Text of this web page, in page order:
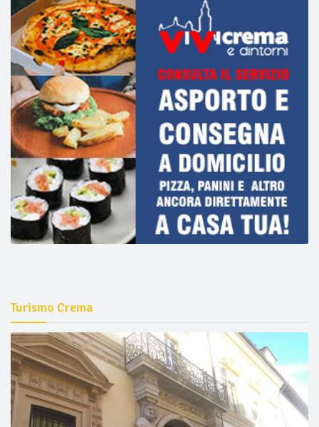
Turismo Crema